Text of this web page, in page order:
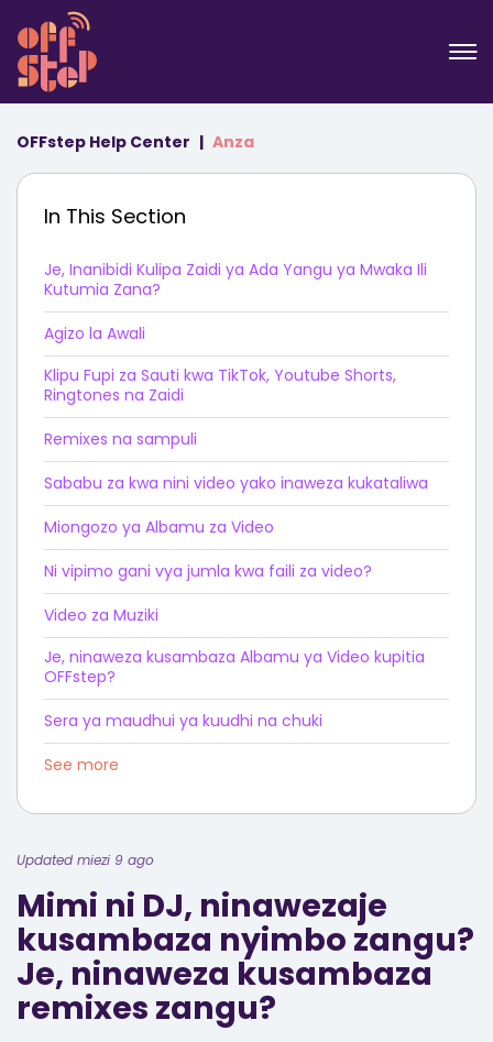
OFFstep Help Center Anza
In This Section
Je, Inanibidi Kulipa Zaidi ya Ada Yangu ya Mwaka Ili
Kutumia Zana?
Agizo la Awali
Klipu Fupi za Sauti kwa TikTok, Youtube Shorts,
Ringtones na Zaidi
Remixes na sampuli
Sababu za kwa nini video yako inaweza kukataliwa
Miongozo ya Albamu za Video
Ni vipimo gani vya jumla kwa faili za video?
Video za Muziki
Je, ninaweza kusambaza Albamu ya Video kupitia
OFFstep?
Sera ya maudhui ya kuudhi na chuki
See more
Updated miezi 9 ago
Mimi ni DJ, ninawezaje
kusambaza nyimbo zangu?
Je, ninaweza kusambaza
remixes zangu?